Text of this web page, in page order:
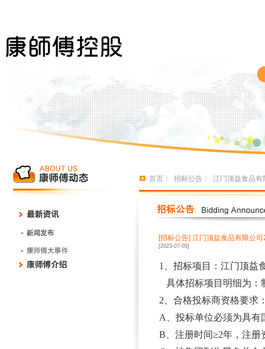
首页 〉 招标公告 〉 江门顶益食品
[招标公告] 江门顶益食品有限公
[2023-07-05]
1、招标项目：江门顶益
具体招标项目明细为：
2、合格投标商资格要求
A、投标单位必须为具有
B、注册时间≥2年，注册